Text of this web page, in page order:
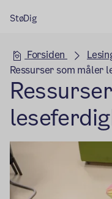
StøDig
Forsiden
Ressurser som måler